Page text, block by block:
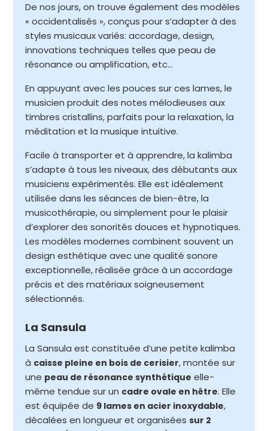
De nos jours, on trouve également des modèles
« occidentalisés », conçus pour s’adapter à des
styles musicaux variés: accordage, design,
innovations techniques telles que peau de
résonance ou amplification, etc…
En appuyant avec les pouces sur ces lames, le
musicien produit des notes mélodieuses aux
timbres cristallins, parfaits pour la relaxation, la
méditation et la musique intuitive.
Facile à transporter et à apprendre, la kalimba
s’adapte à tous les niveaux, des débutants aux
musiciens expérimentés. Elle est idéalement
utilisée dans les séances de bien-être, la
musicothérapie, ou simplement pour le plaisir
d’explorer des sonorités douces et hypnotiques.
Les modèles modernes combinent souvent un
design esthétique avec une qualité sonore
exceptionnelle, réalisée grâce à un accordage
précis et des matériaux soigneusement
sélectionnés.
La Sansula
La Sansula est constituée d’une petite kalimba
à caisse pleine en bois de cerisier, montée sur
une peau de résonance synthétique elle-
même tendue sur un cadre ovale en hêtre. Elle
est équipée de 9 lames en acier inoxydable,
décalées en longueur et organiséessur 2